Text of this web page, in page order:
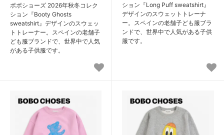
ボボショーズ 2026年秋冬コレク
ション『Booty Ghosts
sweatshirt』デザインのスウェッ
トトレーナー。スペインの老舗子
ども服ブランドで、世界中で人気
がある子供服です。
ション『Long Puff sweatshirt』
デザインのスウェットトレーナ
ー。スペインの老舗子ども服ブラ
ンドで、世界中で人気がある子供
服です。